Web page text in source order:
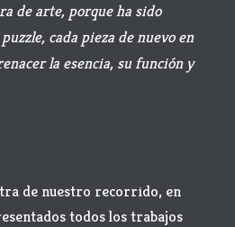
de arte, porque ha sido
cada pieza de nuevo en
la esencia, su función y
de nuestro recorrido, en
todos los trabajos